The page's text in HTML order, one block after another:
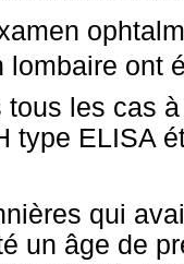
lombaire
tous les cas
type ELISA
qui
un âge de